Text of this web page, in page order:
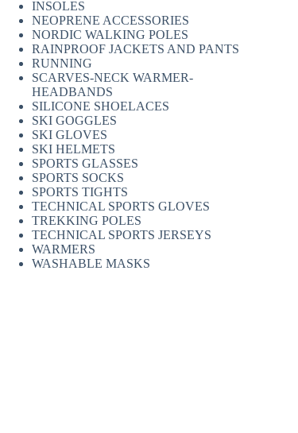
INSOLES
NEOPRENE ACCESSORIES
NORDIC WALKING POLES
RAINPROOF JACKETS AND PANTS
RUNNING
SCARVES-NECK WARMER-
HEADBANDS
SILICONE SHOELACES
SKI GOGGLES
SKI GLOVES
SKI HELMETS
SPORTS GLASSES
SPORTS SOCKS
SPORTS TIGHTS
TECHNICAL SPORTS GLOVES
TREKKING POLES
TECHNICAL SPORTS JERSEYS
WARMERS
WASHABLE MASKS